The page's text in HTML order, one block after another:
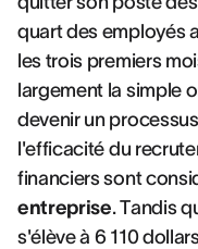
quart des employés
les trois premiers
largement la simple
devenir un
l'efficacité du
financiers sont
entreprise. Tandis
s'élève à 6 110